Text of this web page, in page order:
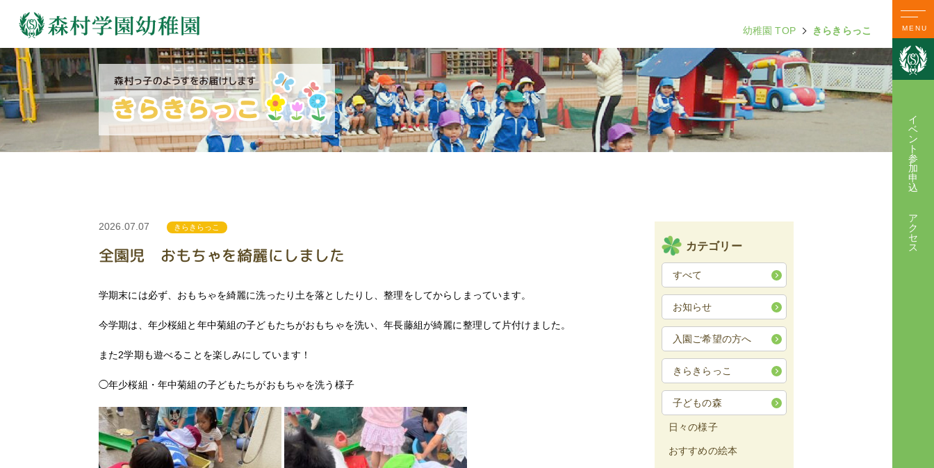
MENU
イ
ベ
ン
ト
参
加
申
込
ア
ク
セ
ス
幼稚園 TOP きらきらっこ
2026.07.07 きらきらっこ
全園児 おもちゃを綺麗にしました
学期末には必ず、おもちゃを綺麗に洗ったり土を落としたりし、整理をしてからしまっています。
今学期は、年少桜組と年中菊組の子どもたちがおもちゃを洗い、年長藤組が綺麗に整理して片付けました。
また2学期も遊べることを楽しみにしています！
◯年少桜組・年中菊組の子どもたちがおもちゃを洗う様子
カテゴリー
すべて
お知らせ
入園ご希望の方へ
きらきらっこ
子どもの森
日々の様子
おすすめの絵本